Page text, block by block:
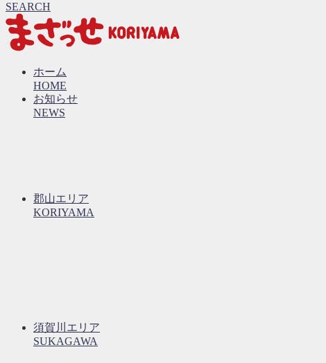
SEARCH
ホーム
HOME
お知らせ
NEWS
郡山エリア
KORIYAMA
須賀川エリア
SUKAGAWA